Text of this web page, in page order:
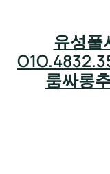
유성풀
룸싸롱